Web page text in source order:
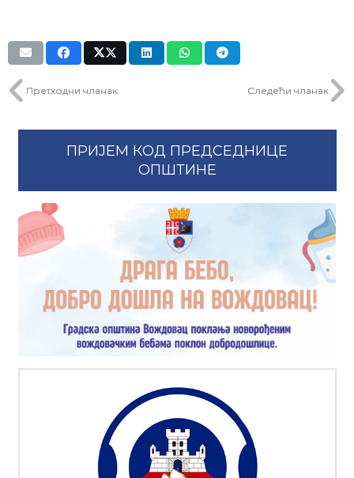
Претходни чланак Следећи чланак
ПРИЈЕМ КОД ПРЕДСЕДНИЦЕ
ОПШТИНЕ